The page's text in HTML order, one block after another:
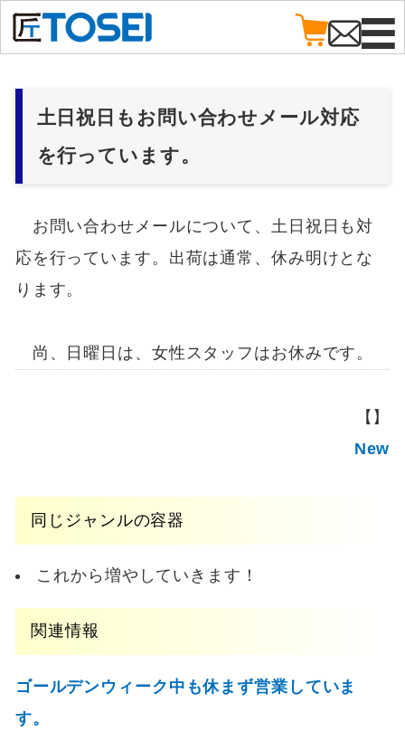
土日祝日もお問い合わせメール対応
を行っています。
お問い合わせメールについて、土日祝日も対
応を行っています。出荷は通常、休み明けとな
ります。
尚、日曜日は、女性スタッフはお休みです。
【】
New
同じジャンルの容器
これから増やしていきます！
関連情報
ゴールデンウィーク中も休まず営業していま
す。